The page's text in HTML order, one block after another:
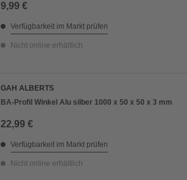
9,99 €
Verfügbarkeit im Markt prüfen
Nicht online erhältlich
GAH ALBERTS
BA-Profil Winkel Alu silber 1000 x 50 x 50 x 3 mm
22,99 €
Verfügbarkeit im Markt prüfen
Nicht online erhältlich